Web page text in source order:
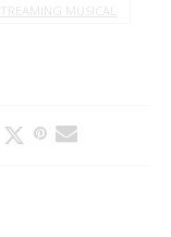
STREAMING MUSICAL